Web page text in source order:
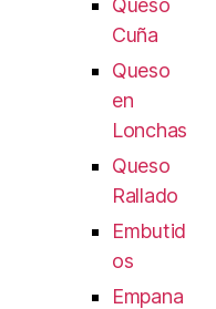
Queso
Cuña
Queso
en
Lonchas
Queso
Rallado
Embutid
os
Empana